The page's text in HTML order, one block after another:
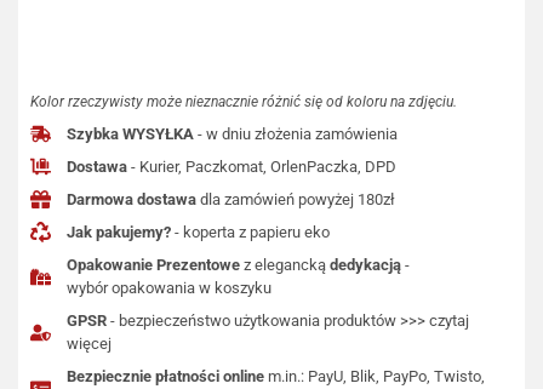
Kolor rzeczywisty może nieznacznie różnić się od koloru na zdjęciu.
Szybka WYSYŁKA - w dniu złożenia zamówienia
Dostawa - Kurier, Paczkomat, OrlenPaczka, DPD
Darmowa dostawa dla zamówień powyżej 180zł
Jak pakujemy? - koperta z papieru eko
Opakowanie Prezentowe z eleganckądedykacją -
wybór opakowania w koszyku
GPSR - bezpieczeństwo użytkowania produktów >>> czytaj
więcej
Bezpiecznie płatności online m.in.: PayU, Blik, PayPo, Twisto,